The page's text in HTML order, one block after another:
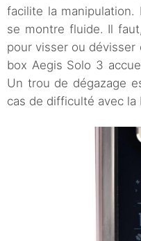
facilite la
se montre fluide. Il
pour visser ou
box Aegis Solo 3
Un trou de dégazage
cas de difficulté avec la